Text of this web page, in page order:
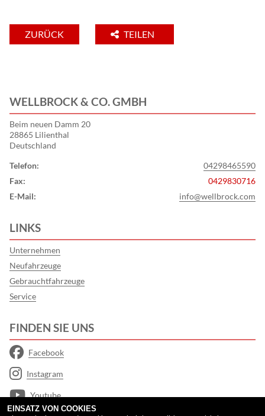
ZURÜCK TEILEN
WELLBROCK & CO. GMBH
Beim neuen Damm 20
28865 Lilienthal
Deutschland
Telefon:
04298465590
Fax:
0429830716
E-Mail:
info@wellbrock.com
LINKS
Unternehmen
Neufahrzeuge
Gebrauchtfahrzeuge
Service
FINDEN SIE UNS
Facebook
Instagram
Youtube
EINSATZ VON COOKIES